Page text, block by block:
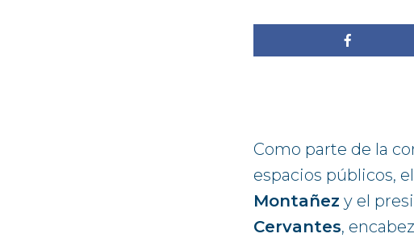
Como parte de la
espacios públicos,
Montañez y el
Cervantes,